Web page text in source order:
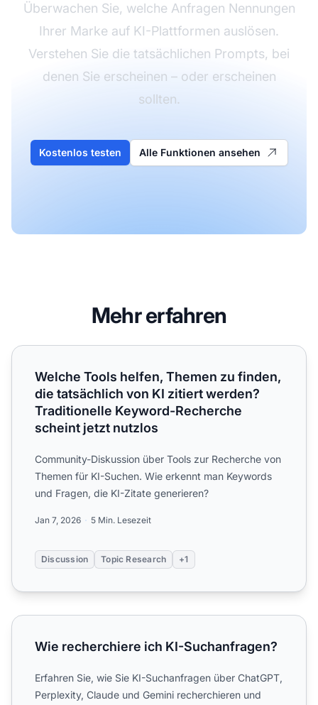
Überwachen Sie, welche Anfragen Nennungen
Ihrer Marke auf KI-Plattformen auslösen.
Verstehen Sie die tatsächlichen Prompts, bei
denen Sie erscheinen – oder erscheinen
sollten.
Kostenlos testen Alle Funktionen ansehen
Mehr erfahren
Welche Tools helfen, Themen zu finden, die tatsächlich
Welche Tools helfen, Themen zu finden,
die tatsächlich von KI zitiert werden?
Traditionelle Keyword-Recherche
scheint jetzt nutzlos
Community-Diskussion über Tools zur Recherche von
Themen für KI-Suchen. Wie erkennt man Keywords
und Fragen, die KI-Zitate generieren?
Jan 7, 2026 5 Min. Lesezeit
Discussion Topic Research +1
Wie recherchiere ich KI-Suchanfragen?
Wie recherchiere ich KI-Suchanfragen?
Erfahren Sie, wie Sie KI-Suchanfragen über ChatGPT,
Perplexity, Claude und Gemini recherchieren und